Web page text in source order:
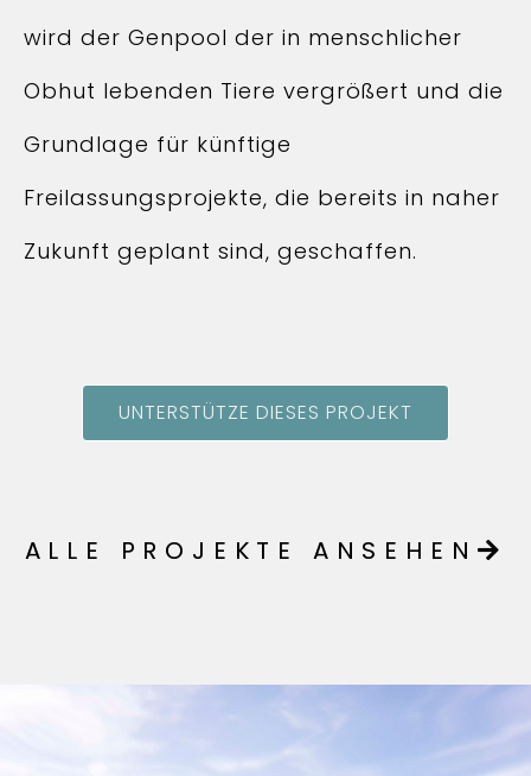
wird der Genpool der in menschlicher
Obhut lebenden Tiere vergrößert und die
Grundlage für künftige
Freilassungsprojekte, die bereits in naher
Zukunft geplant sind, geschaffen.
UNTERSTÜTZE DIESES PROJEKT
ALLE PROJEKTE ANSEHEN